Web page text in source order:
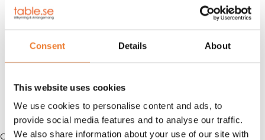
Consent Details About
This website uses cookies
We use cookies to personalise content and ads, to
provide social media features and to analyse our traffic.
We also share information about your use of our site with
TEKNISK INFORMATION
KUNDTJÄNST
Confoot ställbara containerben används vid uppställning